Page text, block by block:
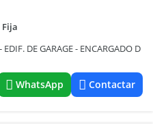
Fija
DE GARAGE - ENCARGADO D
WhatsApp Contactar